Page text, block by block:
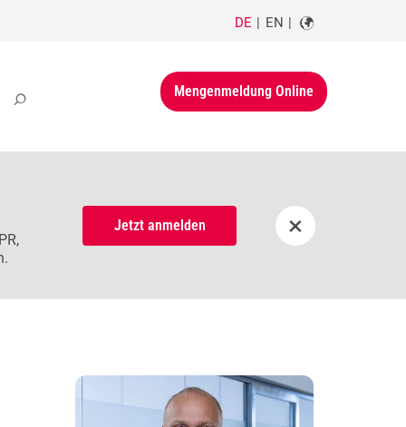
DE EN
Mengenmeldung Online
Jetzt anmelden ×